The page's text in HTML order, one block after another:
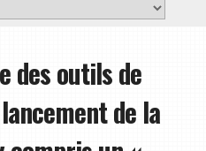
des outils de
de la